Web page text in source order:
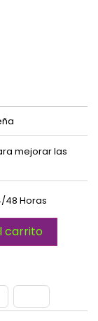
mejorar las
48 Horas
carrito